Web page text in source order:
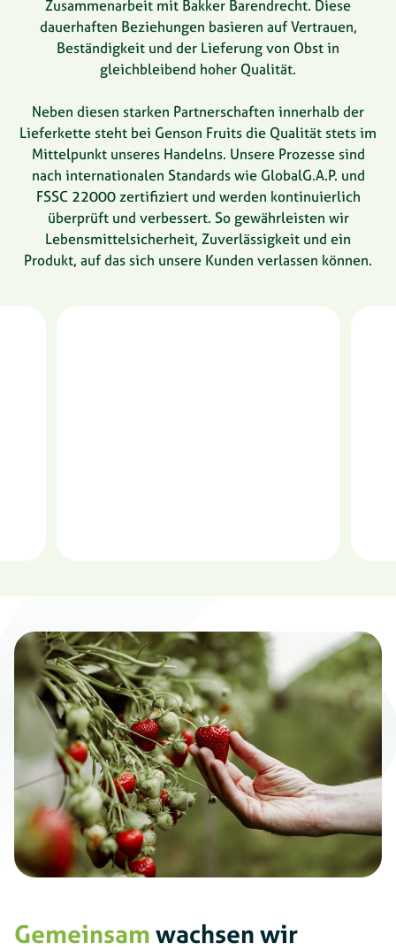
Zusammenarbeit mit Bakker Barendrecht. Diese
dauerhaften Beziehungen basieren auf Vertrauen,
Beständigkeit und der Lieferung von Obst in
gleichbleibend hoher Qualität.
Neben diesen starken Partnerschaften innerhalb der
Lieferkette steht bei Genson Fruits die Qualität stets im
Mittelpunkt unseres Handelns. Unsere Prozesse sind
nach internationalen Standards wie GlobalG.A.P. und
FSSC 22000 zertifiziert und werden kontinuierlich
überprüft und verbessert. So gewährleisten wir
Lebensmittelsicherheit, Zuverlässigkeit und ein
Produkt, auf das sich unsere Kunden verlassen können.
Gemeinsam wachsen wir